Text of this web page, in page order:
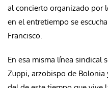
al concierto organizado por
en el entretiempo se
Francisco.
En esa misma línea sindical
Zuppi, arzobispo de Bolonia